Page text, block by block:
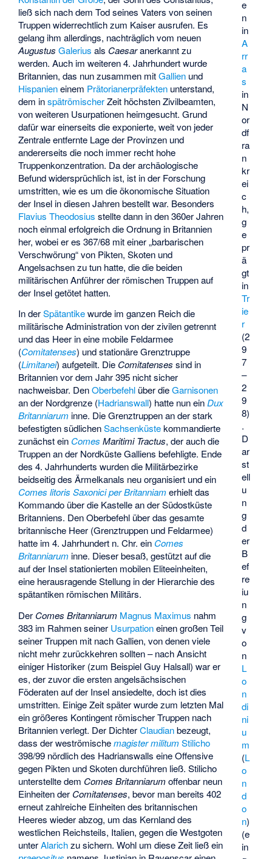
e
n
in
A
rr
a
s
in
N
or
df
ra
n
kr
ei
c
h,
g
e
pr
ä
gt
in
Tr
ie
r
(2
9
7
–
2
9
8)
.
D
ar
st
ell
u
n
g
d
er
B
ef
re
iu
n
g
v
o
n
L
o
n
di
ni
u
m
(L
o
n
d
o
n)
(e
in
ließ sich nach dem Tod seines Vaters von seinen
Truppen widerrechtlich zum Kaiser ausrufen. Es
gelang ihm allerdings, nachträglich vom neuen
Augustus Galerius als Caesaranerkannt zu
werden. Auch im weiteren 4. Jahrhundert wurde
Britannien, das nun zusammen mitGallien und
Hispanieneinem Prätorianerpräfekten unterstand,
dem inspätrömischerZeit höchsten Zivilbeamten,
von weiteren Usurpationen heimgesucht. Grund
dafür war einerseits die exponierte, weit von jeder
Zentrale entfernte Lage der Provinzen und
andererseits die noch immer recht hohe
Truppenkonzentration. Da der archäologische
Befund widersprüchlich ist, ist in der Forschung
umstritten, wie es um die ökonomische Situation
der Insel in diesen Jahren bestellt war. Besonders
Flavius Theodosius stellte dann in den 360er Jahren
noch einmal erfolgreich die Ordnung in Britannien
her, wobei er es 367/68 mit einer „barbarischen
Verschwörung“ von Pikten, Skoten und
Angelsachsen zu tun hatte, die die beiden
militärischen Anführer der römischen Truppen auf
der Insel getötet hatten.
In derSpätantikewurde im ganzen Reich die
militärische Administration von der zivilen getrennt
und das Heer in eine mobile Feldarmee
(Comitatenses) und stationäre Grenztruppe
(Limitanei) aufgeteilt. Die Comitatenses sind in
Britannien vor dem Jahr 395 nicht sicher
nachweisbar. DenOberbefehl über dieGarnisonen
an der Nordgrenze (Hadrianswall) hatte nun einDux
Britanniarum inne. Die Grenztruppen an der stark
befestigten südlichenSachsenküstekommandierte
zunächst ein Comes Maritimi Tractus, der auch die
Truppen an der Nordküste Galliens befehligte. Ende
des 4. Jahrhunderts wurden die Militärbezirke
beidseitig des Ärmelkanals neu organisiert und ein
Comes litoris Saxonici per Britanniam erhielt das
Kommando über die Kastelle an der Südostküste
Britanniens. Den Oberbefehl über das gesamte
britannische Heer (Grenztruppen und Feldarmee)
hatte im 4. Jahrhundert n. Chr. ein Comes
Britanniarum inne. Dieser besaß, gestützt auf die
auf der Insel stationierten mobilen Eliteeinheiten,
eine herausragende Stellung in der Hierarchie des
spätantiken römischen Militärs.
Der Comes Britanniarum Magnus Maximus nahm
383 im Rahmen seiner Usurpationeinen großen Teil
seiner Truppen mit nach Gallien, von denen viele
nicht mehr zurückkehren sollten – nach Ansicht
einiger Historiker (zum Beispiel Guy Halsall) war er
es, der zuvor die ersten angelsächsischen
Föderaten auf der Insel ansiedelte, doch ist dies
umstritten. Einige Zeit später wurde zum letzten Mal
ein größeres Kontingent römischer Truppen nach
Britannien verlegt. Der DichterClaudianbezeugt,
dass der weströmischemagister militum Stilicho
398/99 nördlich des Hadrianswalls eine Offensive
gegen Pikten und Skoten durchführen ließ. Stilicho
unterstellte dem Comes Britanniarum offenbar neun
Einheiten der Comitatenses, bevor man bereits 402
erneut zahlreiche Einheiten des britannischen
Heeres wieder abzog, um das Kernland des
westlichen Reichsteils, Italien, gegen die Westgoten
unterAlarichzu sichern. Wohl um diese Zeit ließ ein